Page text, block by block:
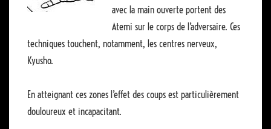
avec la main ouverte portent des
Atemi sur le corps de l’adversaire. Ces
techniques touchent, notamment, les centres nerveux,
Kyusho.
En atteignant ces zones l’effet des coups est particulièrement
douloureux et incapacitant.